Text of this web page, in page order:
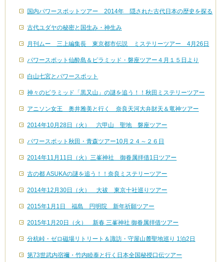
国内パワースポットツアー 2014年 隠された古代日本の歴史を探る
古代ユダヤの秘密と国生み・神生み
月刊ムー 三上編集長 東京都市伝説 ミステリーツアー 4月26日
パワースポット仙酔島＆ピラミッド・磐座ツアー４月１５日より
白山七宮とパワースポット
神々のピラミッド「黒又山」の謎を追う！！秋田ミステリーツアー
アニソン女王 奥井雅美と行く 奈良天河大弁財天＆竜神ツアー
2014年10月28日（火） 六甲山 聖地 磐座ツアー
パワースポット秋田・青森ツアー10月２４～２６日
2014年11月11日（火）三峯神社 御眷属拝借1日ツアー
古の都 ASUKAの謎を追う！！奈良ミステリーツアー
2014年12月30日（火） 大祓 東京十社巡りツアー
2015年1月1日 福島 円明院 新年祈願ツアー
2015年1月20日（火） 新春 三峯神社 御眷属拝借ツアー
分杭峠・ゼロ磁場リトリート＆諏訪・守屋山麓聖地巡り 1泊2日
第73世武内宿禰・竹内睦泰と行く日本全国秘授口伝ツアー